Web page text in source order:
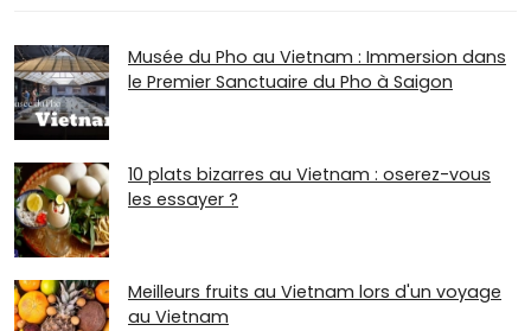
Musée du Pho au Vietnam : Immersion dans
le Premier Sanctuaire du Pho à Saigon
10 plats bizarres au Vietnam : oserez-vous
les essayer ?
Meilleurs fruits au Vietnam lors d'un voyage
au Vietnam